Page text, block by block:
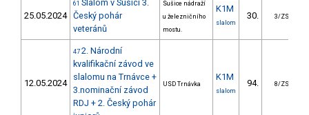
25.05.2024
61 Slalom v Sušici 3.
Český pohár
veteránů
Sušice nádraží
u železničního
mostu.
K1M
slalom
30. 3/ZS
12.05.2024
47 2. Národní
kvalifikační závod ve
slalomu na Trnávce +
3.nominační závod
RDJ + 2. Český pohár
USD Trnávka
K1M
slalom
94. 8/ZS